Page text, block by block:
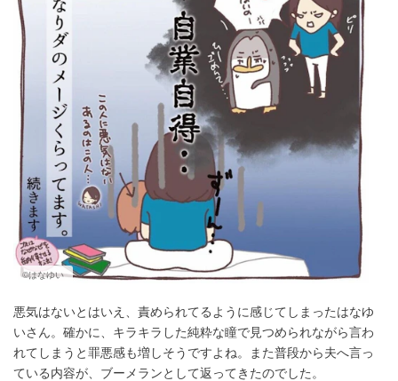
©はなゆい
悪気はないとはいえ、責められてるように感じてしまったはなゆ
いさん。確かに、キラキラした純粋な瞳で見つめられながら言わ
れてしまうと罪悪感も増しそうですよね。また普段から夫へ言っ
ている内容が、ブーメランとして返ってきたのでした。